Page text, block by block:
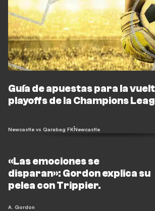
Guía de apuestas para la
playoffs de la Champions
Newcastle vs Qarabag FKNewcastle
«Las emociones se
disparan»: Gordon explica su
pelea con Trippier.
A. Gordon